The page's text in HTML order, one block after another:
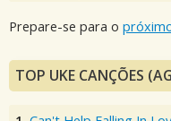
Prepare-se para o
TOP UKE CANÇÕES